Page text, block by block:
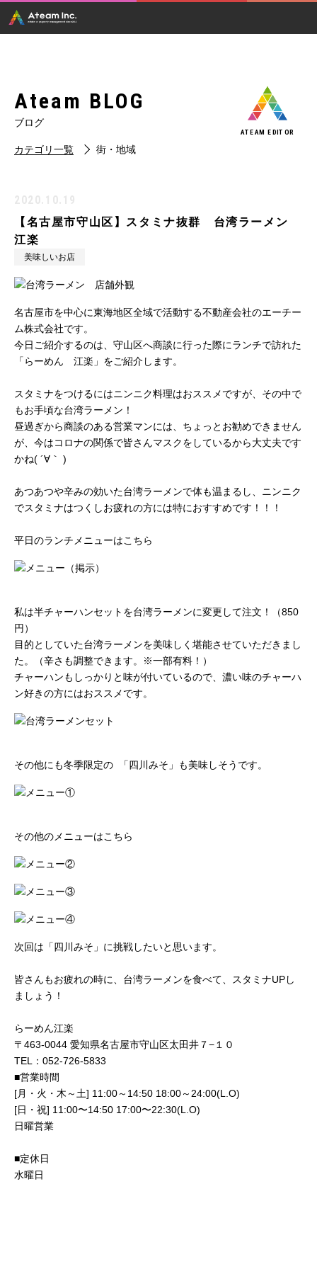
Ateam BLOG
ブログ
カテゴリ一覧 街・地域
【名古屋市守山区】スタミナ抜群 台湾ラーメン
江楽
ATEAM EDITOR
美味しいお店
名古屋市を中心に東海地区全域で活動する不動産会社のエーチー
ム株式会社です。
今日ご紹介するのは、守山区へ商談に行った際にランチで訪れた
「らーめん 江楽」をご紹介します。
スタミナをつけるにはニンニク料理はおススメですが、その中で
もお手頃な台湾ラーメン！
昼過ぎから商談のある営業マンには、ちょっとお勧めできません
が、今はコロナの関係で皆さんマスクをしているから大丈夫です
かね( ´∀｀ )
あつあつや辛みの効いた台湾ラーメンで体も温まるし、ニンニク
でスタミナはつくしお疲れの方には特におすすめです！！！
平日のランチメニューはこちら
私は半チャーハンセットを台湾ラーメンに変更して注文！（850
円）
目的としていた台湾ラーメンを美味しく堪能させていただきまし
た。（辛さも調整できます。※一部有料！）
チャーハンもしっかりと味が付いているので、濃い味のチャーハ
ン好きの方にはおススメです。
その他にも冬季限定の 「四川みそ」も美味しそうです。
その他のメニューはこちら
次回は「四川みそ」に挑戦したいと思います。
皆さんもお疲れの時に、台湾ラーメンを食べて、スタミナUPし
ましょう！
らーめん江楽
〒463-0044 愛知県名古屋市守山区太田井７−１０
TEL：052-726-5833
■営業時間
[月・火・木～土] 11:00～14:50 18:00～24:00(L.O)
[日・祝] 11:00〜14:50 17:00〜22:30(L.O)
日曜営業
■定休日
水曜日